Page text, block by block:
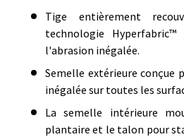
Tige entièrement
technologie
l'abrasion inégalée.
Semelle extérieure conçue
inégalée sur toutes les
La semelle intérieure
plantaire et le talon pour